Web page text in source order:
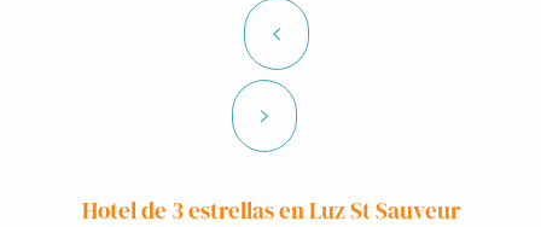
Hotel de 3 estrellas en Luz St Sauveur